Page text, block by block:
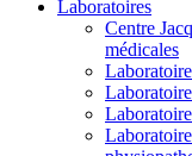
Laboratoires
Centre
médicales